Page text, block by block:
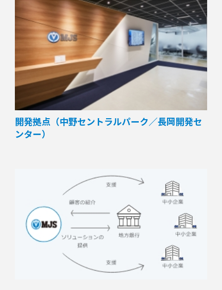
開発拠点（中野セントラルパーク／長岡開発セ
ンター）